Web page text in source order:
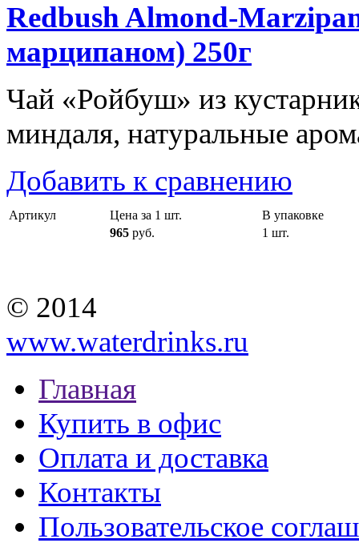
Redbush Almond-
марципаном) 250г
Чай «Ройбуш» из
миндаля, натуральные
Добавить к сравнению
Артикул Цена за 1 шт.
В упаковке
965 руб. 1 шт.
© 2014
www.waterdrinks.ru
Главная
Купить в офис
Оплата и доставка
Контакты
Пользовательское